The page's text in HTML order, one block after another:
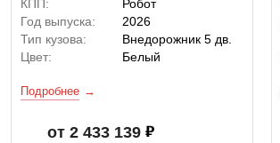
КПП:
Робот
Год выпуска:
2026
Тип кузова:
Внедорожник 5 дв.
Цвет:
Белый
Подробнее
от 2 433 139